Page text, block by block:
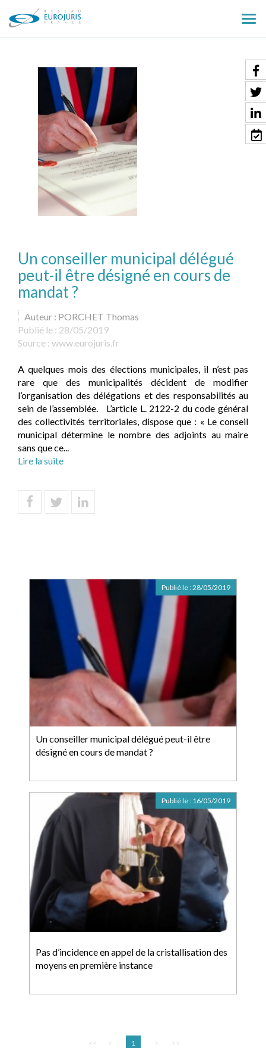
le
Un conseiller municipal délégué
peut-il être désigné en cours de
mandat ?
Auteur : PORCHET Thomas
Publié le : 28/05/2019
Source : www.eurojuris.fr
A quelques mois des élections municipales, il n’est pas
rare que des municipalités décident de modifier
l’organisation des délégations et des responsabilités au
sein de l’assemblée. L’article L. 2122-2 du code général
des collectivités territoriales, dispose que : « Le conseil
municipal détermine le nombre des adjoints au maire
sans que ce...
Lire la suite
Un conseiller municipal délégué peut-il être
désigné en cours de mandat ?
Publié le :28/05/2019
Pas d’incidence en appel de la cristallisation des
moyens en première instance
Publié le : 16/05/2019
<< < 1 > >>